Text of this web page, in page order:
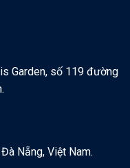
Garden, số 119 đường
Đà Nẵng, Việt Nam.